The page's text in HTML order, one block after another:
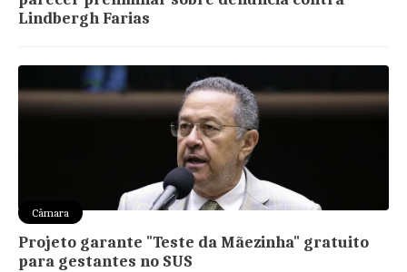
Lindbergh Farias
Câmara
Projeto garante "Teste da Mãezinha" gratuito
para gestantes no SUS